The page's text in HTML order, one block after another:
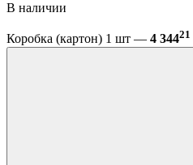
В наличии
Коробка (картон) 1 шт — 4 34421